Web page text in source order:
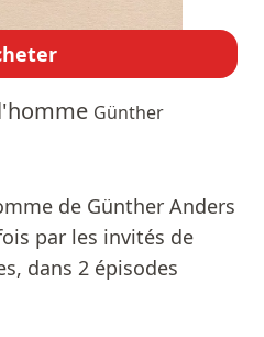
Günther
de Günther Anders
par les invités de
dans 2 épisodes